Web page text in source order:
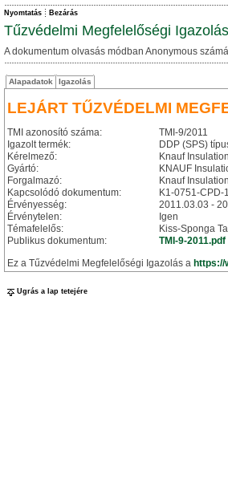
Nyomtatás Bezárás
Tűzvédelmi Megfelelőségi
A dokumentum olvasás módban Anonymous
Alapadatok Igazolás
LEJÁRT TŰZVÉDELMI
TMI azonosító száma:
TMI-9/2011
Igazolt termék:
DDP (SPS)
Kérelmező:
Knauf
Gyártó:
KNAUF
Forgalmazó:
Knauf
Kapcsolódó dokumentum:
K1-0751-CPD-
Érvényesség:
2011.03.03 -
Érvénytelen:
Igen
Témafelelős:
Kiss-Sponga
Publikus dokumentum:
TMI-9-2011.pdf
Ez a Tűzvédelmi Megfelelőségi Igazolás a https://
Ugrás a lap tetejére